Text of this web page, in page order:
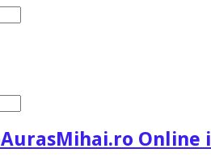
AurasMihai.ro Online